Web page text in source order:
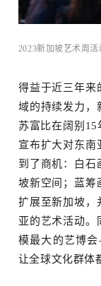
订阅邮件
2023新加坡艺术周
得益于近三年来
域的持续发力，
苏富比在阔别
宣布扩大对东南
到了商机：白石
坡新空间；蓝筹
扩展至新加坡，
亚的艺术活动。
模最大的艺博
让全球文化群体